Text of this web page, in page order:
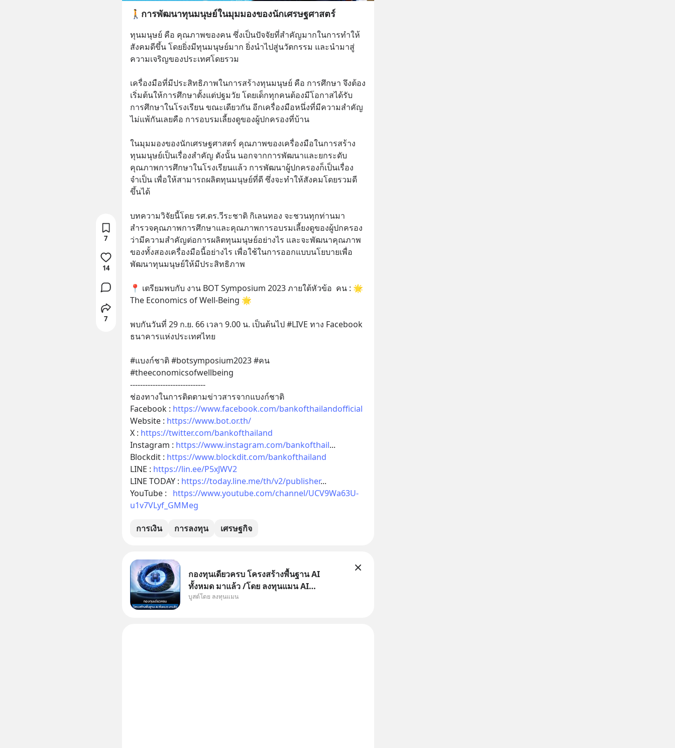
🚶การพัฒนาทุนมนุษย์ในมุมมองของนักเศรษฐศาสตร์
ทุนมนุษย์ คือ คุณภาพของคน ซึ่งเป็นปัจจัยที่สำคัญมากในการทำให้
สังคมดีขึ้น โดยยิ่งมีทุนมนุษย์มาก ยิ่งนำไปสู่นวัตกรรม และนำมาสู่
ความเจริญของประเทศโดยรวม
เครื่องมือที่มีประสิทธิภาพในการสร้างทุนมนุษย์ คือ การศึกษา จึงต้อง
เริ่มต้นให้การศึกษาตั้งแต่ปฐมวัย โดยเด็กทุกคนต้องมีโอกาสได้รับ
การศึกษาในโรงเรียน ขณะเดียวกัน อีกเครื่องมือหนึ่งที่มีความสำคัญ
ไม่แพ้กันเลยคือ การอบรมเลี้ยงดูของผู้ปกครองที่บ้าน
ในมุมมองของนักเศรษฐศาสตร์ คุณภาพของเครื่องมือในการสร้าง
ทุนมนุษย์เป็นเรื่องสำคัญ ดังนั้น นอกจากการพัฒนาและยกระดับ
คุณภาพการศึกษาในโรงเรียนแล้ว การพัฒนาผู้ปกครองก็เป็นเรื่อง
จำเป็น เพื่อให้สามารถผลิตทุนมนุษย์ที่ดี ซึ่งจะทำให้สังคมโดยรวมดี
ขึ้นได้
บทความวิจัยนี้โดย รศ.ดร.วีระชาติ กิเลนทอง จะชวนทุกท่านมา
สำรวจคุณภาพการศึกษาและคุณภาพการอบรมเลี้ยงดูของผู้ปกครอง
ว่ามีความสำคัญต่อการผลิตทุนมนุษย์อย่างไร และจะพัฒนาคุณภาพ
ของทั้งสองเครื่องมือนี้อย่างไร เพื่อใช้ในการออกแบบนโยบายเพื่อ
พัฒนาทุนมนุษย์ให้มีประสิทธิภาพ
📍 เตรียมพบกับ งาน BOT Symposium 2023 ภายใต้หัวข้อ  คน : 🌟
The Economics of Well-Being 🌟
พบกันวันที่ 29 ก.ย. 66 เวลา 9.00 น. เป็นต้นไป #LIVE ทาง Facebook
ธนาคารแห่งประเทศไทย
#แบงก์ชาติ #botsymposium2023 #คน
#theeconomicsofwellbeing
------------------------------
ช่องทางในการติดตามข่าวสารจากแบงก์ชาติ
Facebook : https://www.facebook.com/bankofthailandofficial
Website : https://www.bot.or.th/
X : https://twitter.com/bankofthailand
Instagram : https://www.instagram.com/bankofthail...
Blockdit : https://www.blockdit.com/bankofthailand
LINE : https://lin.ee/P5xJWV2
LINE TODAY : https://today.line.me/th/v2/publisher...
YouTube : https://www.youtube.com/channel/UCV9Wa63U-
u1v7VLyf_GMMeg
การเงิน การลงทุน เศรษฐกิจ
7
14
7
กองทุนเดียวครบ โครงสร้างพื้นฐาน AI
ทั้งหมด มาแล้ว /โดย ลงทุนแมน AI
Supercycle คือช่วงเวลาที่เทคโนโลยีปัญญา
บูสต์โดย ลงทุนแมน